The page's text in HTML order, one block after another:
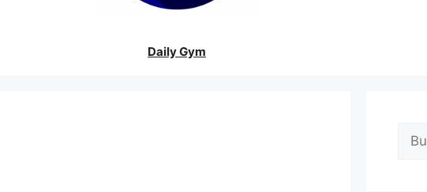
Daily Gym